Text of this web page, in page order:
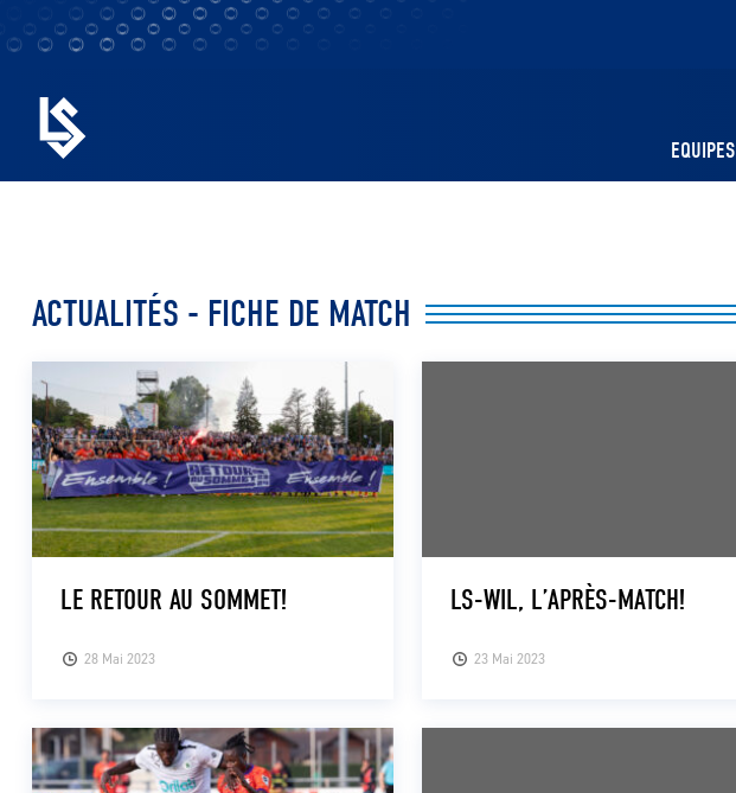
EQUIPES
ACTUALITÉS - FICHE DE MATCH
28 Mai 2023
LE RETOUR AU SOMMET!
23 Mai 2023
LS-WIL, L’APRÈS-MATCH!